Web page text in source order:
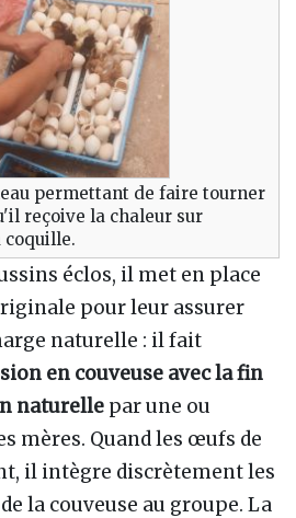
permettant de faire tourner
reçoive la chaleur sur
coquille.
éclos, il met en place
pour leur assurer
naturelle : il fait
en couveuse avec la fin
naturelle par une ou
mères. Quand les œufs de
il intègre discrètement les
la couveuse au groupe. La